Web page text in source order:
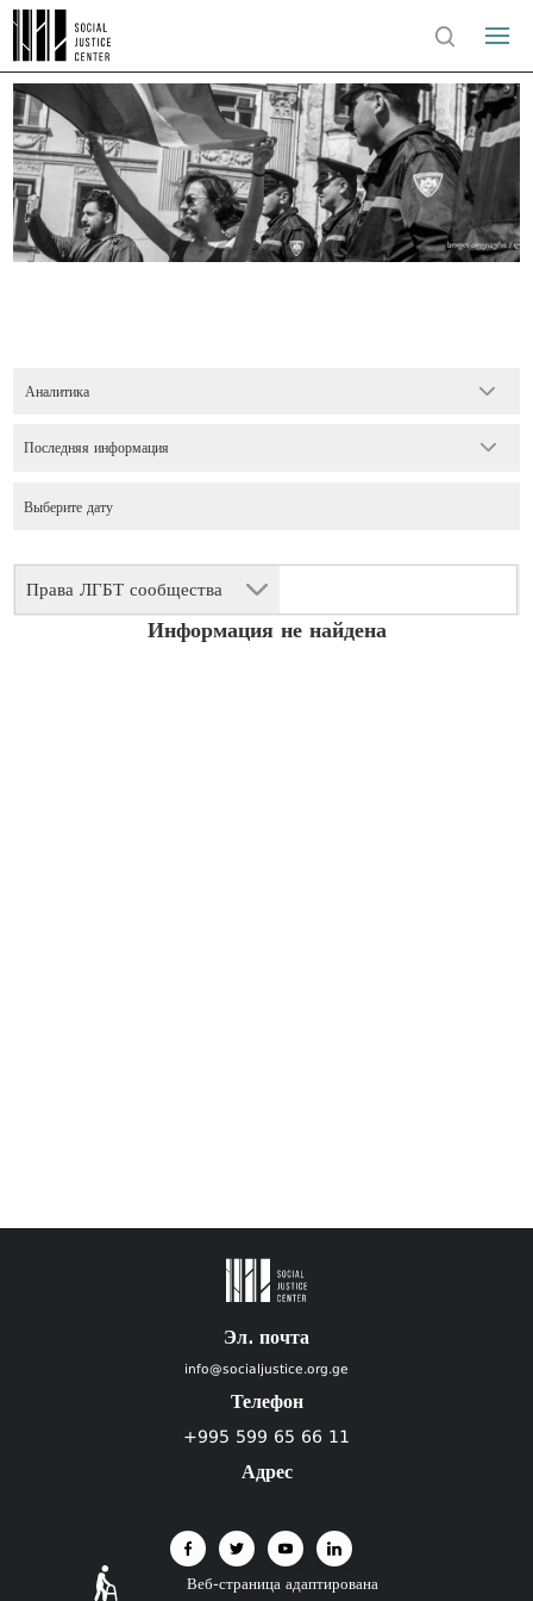
Аналитика
Права ЛГБТ сообщества
Последняя информация
Информация не найдена
Эл. почта
info@socialjustice.org.ge
Телефон
+995 599 65 66 11
Адрес
Веб-страница адаптирована